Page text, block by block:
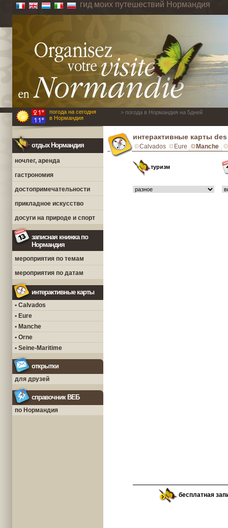
гид моих путешествий Нормандия
погода на сегодня
в Нормандия
> погода в Нормандия на 5дней
отдых Нормандия
ночлег, аренда
гастрономия
достопримечательности
прикладное искусство
досуги на природе и спорт
записная книжка по
Нормандия
мероприятия по темам
мероприятия по датам
интерактивные карты
• Calvados
• Eure
• Manche
• Orne
• Seine-Maritime
открытки
для друзей
справочник ВЕБ
по Нормандия
интерактивные карты
Calvados Eure Manche
туризм
бесплатная